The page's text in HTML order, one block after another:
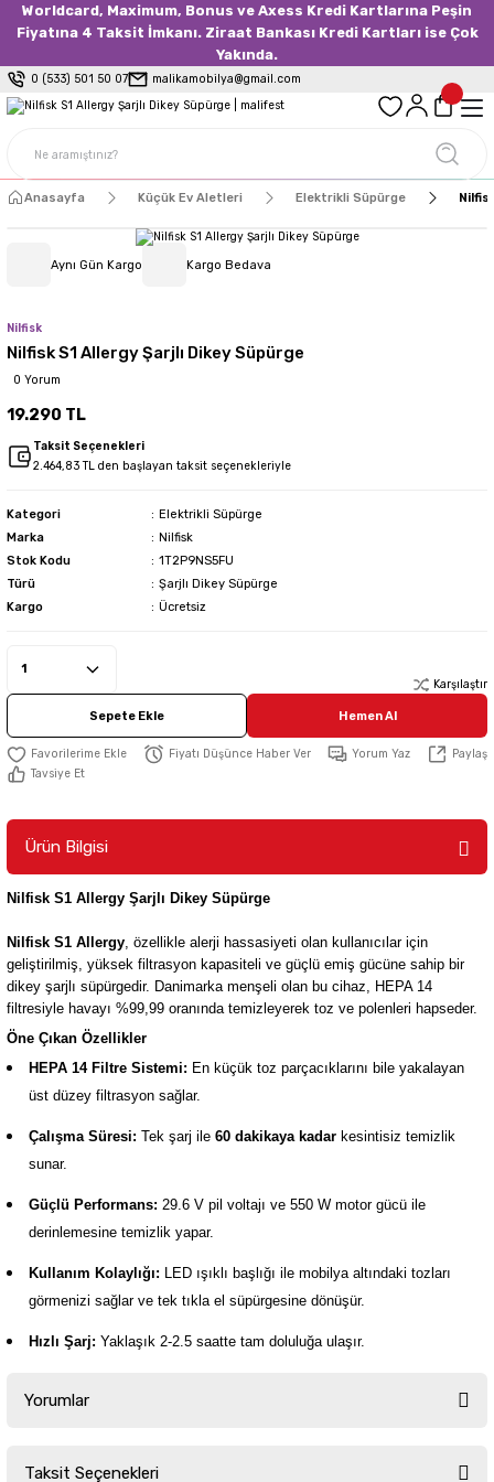
Worldcard, Maximum, Bonus ve Axess Kredi Kartlarına Peşin
Fiyatına 4 Taksit İmkanı. Ziraat Bankası Kredi Kartları ise Çok
Yakında.
0 (533) 501 50 07 malikamobilya@gmail.com
Anasayfa Küçük Ev Aletleri Elektrikli Süpürge
Aynı Gün Kargo Kargo Bedava
Nilfisk
Nilfisk S1 Allergy Şarjlı Dikey Süpürge
0 Yorum
19.290 TL
Taksit Seçenekleri
2.464,83 TL den başlayan taksit seçenekleriyle
Kategori
Elektrikli Süpürge
Marka
Nilfisk
Stok Kodu
1T2P9NS5FU
Türü
Şarjlı Dikey Süpürge
Kargo
Ücretsiz
Karşılaştır
Sepete Ekle Hemen Al
Fiyatı Düşünce Haber Ver Yorum Yaz
Paylaş
Tavsiye Et
Ürün Bilgisi
Nilfisk S1 Allergy Şarjlı Dikey Süpürge
Nilfisk S1 Allergy, özellikle alerji hassasiyeti olan kullanıcılar için
geliştirilmiş, yüksek filtrasyon kapasiteli ve güçlü emiş gücüne sahip bir
dikey şarjlı süpürgedir. Danimarka menşeli olan bu cihaz, HEPA 14
filtresiyle havayı %99,99 oranında temizleyerek toz ve polenleri hapseder.
Öne Çıkan Özellikler
HEPA 14 Filtre Sistemi: En küçük toz parçacıklarını bile yakalayan
üst düzey filtrasyon sağlar.
Çalışma Süresi: Tek şarj ile 60 dakikaya kadar kesintisiz temizlik
sunar.
Güçlü Performans: 29.6 V pil voltajı ve 550 W motor gücü ile
derinlemesine temizlik yapar.
Kullanım Kolaylığı: LED ışıklı başlığı ile mobilya altındaki tozları
görmenizi sağlar ve tek tıkla el süpürgesine dönüşür.
Hızlı Şarj: Yaklaşık 2-2.5 saatte tam doluluğa ulaşır.
Yorumlar
Taksit Seçenekleri